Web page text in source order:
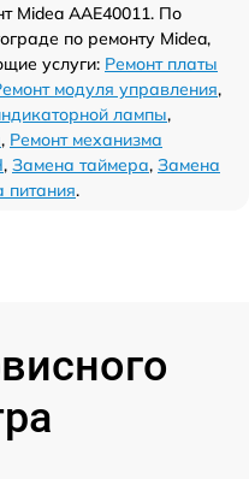
Midea AAE40011. По
по ремонту Midea,
услуги: Ремонт платы
модуля управления,
лампы,
, Ремонт механизма
, Замена таймера, Замена
.